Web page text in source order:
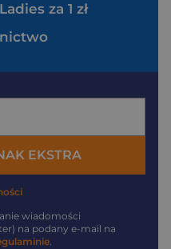
za 1 zł
EKSTRA
wiadomości
na podany e-mail na
.